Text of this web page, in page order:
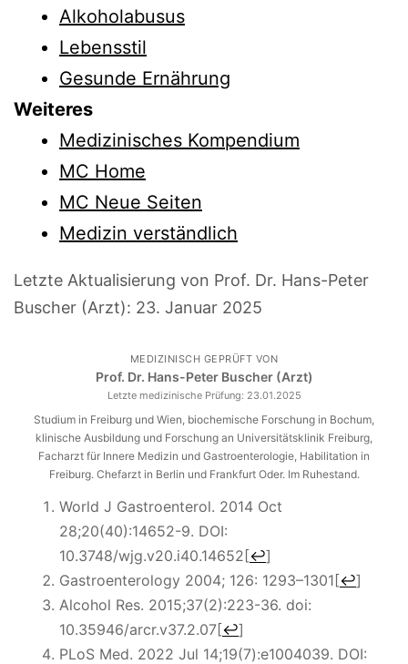
Alkoholabusus
Lebensstil
Gesunde Ernährung
Weiteres
Medizinisches Kompendium
MC Home
MC Neue Seiten
Medizin verständlich
Letzte Aktualisierung von Prof. Dr. Hans-Peter
Buscher (Arzt): 23. Januar 2025
MEDIZINISCH GEPRÜFT VON
Prof. Dr. Hans-Peter Buscher (Arzt)
Letzte medizinische Prüfung: 23.01.2025
Studium in Freiburg und Wien, biochemische Forschung in Bochum,
klinische Ausbildung und Forschung an Universitätsklinik Freiburg,
Facharzt für Innere Medizin und Gastroenterologie, Habilitation in
Freiburg. Chefarzt in Berlin und Frankfurt Oder. Im Ruhestand.
World J Gastroenterol. 2014 Oct
28;20(40):14652-9. DOI:
10.3748/wjg.v20.i40.14652[↩]
Gastroenterology 2004; 126: 1293–1301[↩]
Alcohol Res. 2015;37(2):223-36. doi:
10.35946/arcr.v37.2.07[↩]
PLoS Med. 2022 Jul 14;19(7):e1004039. DOI: